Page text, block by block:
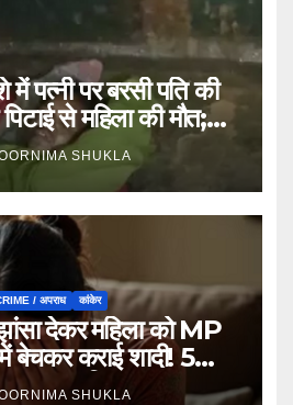
पत्नी पर बरसी पति की
से महिला की मौत;
SHUKLA
/ अपराध कांकेर
देकर महिला को MP
बेचकर कराई शादी! 5
राज, 3 गिरफ्तार…
SHUKLA